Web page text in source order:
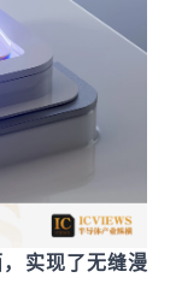
实现了无缝漫